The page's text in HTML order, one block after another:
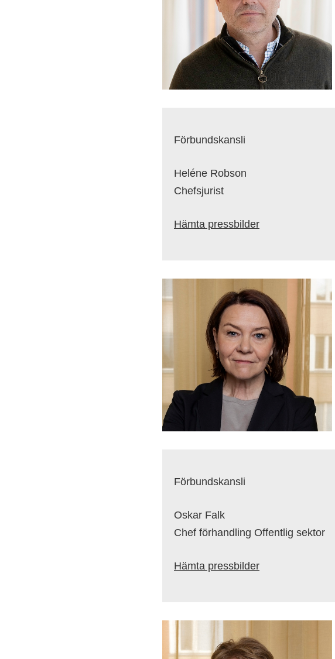
Förbundskansli
Heléne Robson
Chefsjurist
Hämta pressbilder
Förbundskansli
Oskar Falk
Chef förhandling Offentlig sektor
Hämta pressbilder